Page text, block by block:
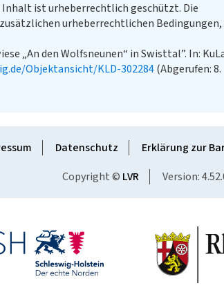
ist urheberrechtlich geschützt. Die
urheberrechtlichen Bedingungen,
„An den Wolfsneunen“ in Swisttal”. In:
Objektansicht/KLD-302284(Abgerufen: 8.
Datenschutz Erklärung zur
Copyright © LVR Version: